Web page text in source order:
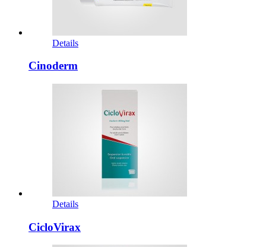
Details
Cinoderm
Details
CicloVirax